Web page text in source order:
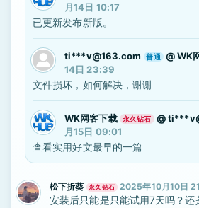
月14日 10:17
已更新发布新版。
ti***v@163.com 普通 @WK
14日 23:39
文件损坏，如何解决，谢谢
WK网客下载 永久钻石 @
月15日 09:01
查看实用好文最早的一篇
松下折葵 永久钻石 2025年10月10日
安装后只能是只能试用7天吗？还